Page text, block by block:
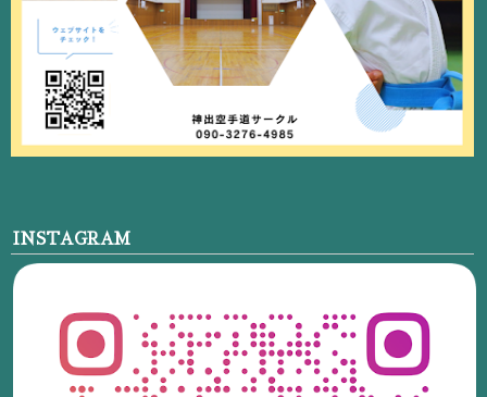
INSTAGRAM